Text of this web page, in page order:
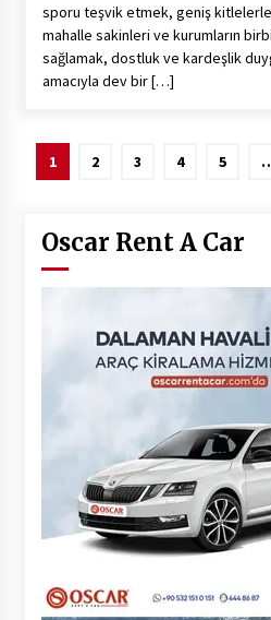
sporu teşvik etmek, geniş kitlelerle
mahalle sakinleri ve kurumların
sağlamak, dostluk ve kardeşlik
amacıyla dev bir […]
Yazı
1 2 3 4 5
Oscar Rent A Car